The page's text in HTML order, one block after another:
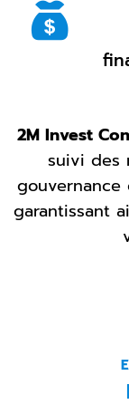
2M Invest
suivi des
gouvernance
garantissant